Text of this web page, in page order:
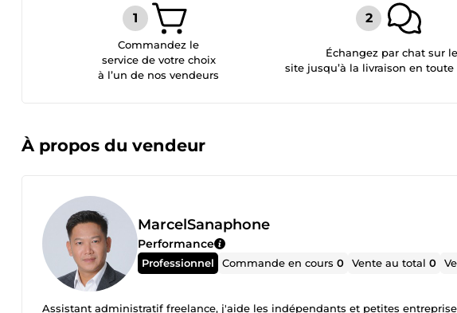
Commandez le
service de votre choix
à l’un de nos vendeurs
Échangez par chat sur le
site jusqu’à la livraison en toute
À propos du vendeur
MarcelSanaphone
Performance
Professionnel Commande en cours0 Vente au total0
Assistant administratif freelance, j'aide les indépendants et petites